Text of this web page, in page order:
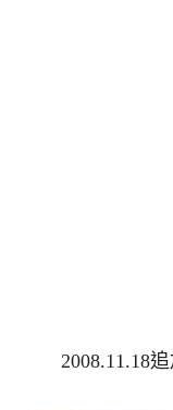
2008.11.18追